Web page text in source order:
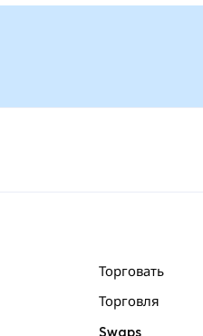
Торговать
Торговля
Swaps